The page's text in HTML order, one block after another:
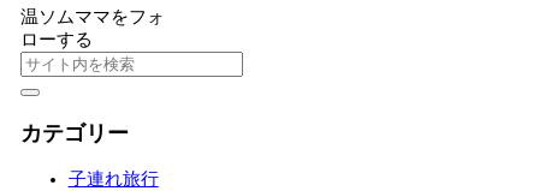
温ソムママをフォ
ローする
カテゴリー
子連れ旅行